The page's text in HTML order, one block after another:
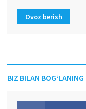
Ovoz berish
BIZ BILAN BOG‘LANING